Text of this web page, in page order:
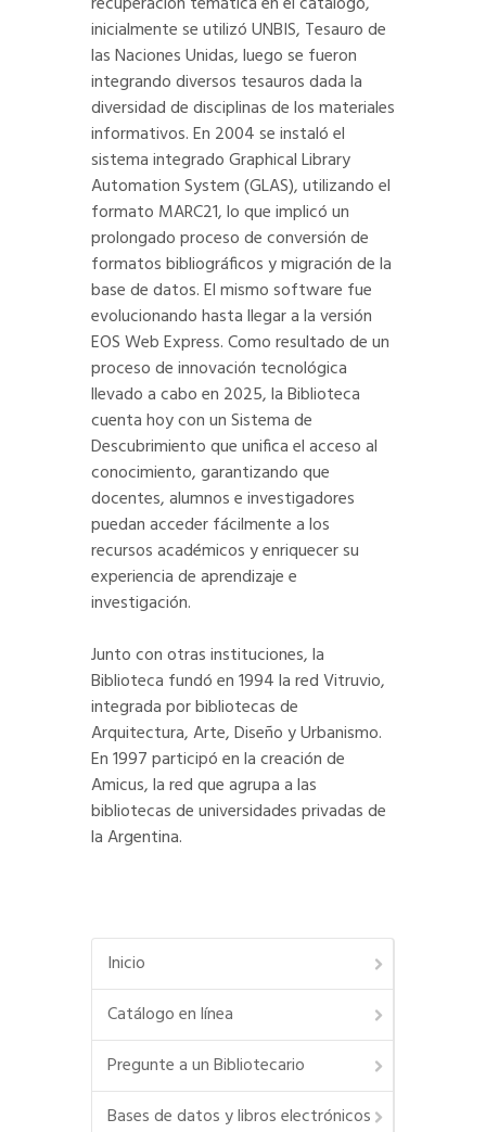
inicialmente se utilizó UNBIS, Tesauro de
las Naciones Unidas, luego se fueron
integrando diversos tesauros dada la
diversidad de disciplinas de los materiales
informativos. En 2004 se instaló el
sistema integrado Graphical Library
Automation System (GLAS), utilizando el
formato MARC21, lo que implicó un
prolongado proceso de conversión de
formatos bibliográficos y migración de la
base de datos. El mismo software fue
evolucionando hasta llegar a la versión
EOS Web Express. Como resultado de un
proceso de innovación tecnológica
llevado a cabo en 2025, la Biblioteca
cuenta hoy con un Sistema de
Descubrimiento que unifica el acceso al
conocimiento, garantizando que
docentes, alumnos e investigadores
puedan acceder fácilmente a los
recursos académicos y enriquecer su
experiencia de aprendizaje e
investigación.
Junto con otras instituciones, la
Biblioteca fundó en 1994 la red Vitruvio,
integrada por bibliotecas de
Arquitectura, Arte, Diseño y Urbanismo.
En 1997 participó en la creación de
Amicus, la red que agrupa a las
bibliotecas de universidades privadas de
la Argentina.
Inicio
Catálogo en línea
Pregunte a un Bibliotecario
Bases de datos y libros electrónicos